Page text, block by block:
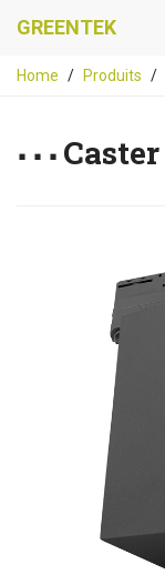
GREENTEK
Home Produits
Caster